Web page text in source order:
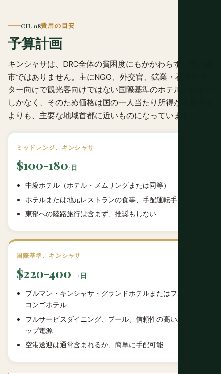
CH. 08費用の目安
予算計画
キンシャサは、DRC全体の貧困度にもかかわらず、安い都
市ではありません。主にNGO、外交官、鉱業・石油セク
ター向けで観光客向けではない国際基準のホテルがわずか
しかなく、そのため価格は国の一人当たり所得が示唆する
よりも、主要な地域首都に近いものになっています。
ミッドレンジ、キンシャサ
$100-180/日
中級ホテル（ホテル・メムリングまたは同等）
ホテルまたは地元レストランの食事、手配運転手
東部への陸路旅行は含まず、推奨もしない
国際基準、キンシャサ
$220-400+/日
プルマン・キンシャサ・グランドホテルまたはフルーヴ・
コンゴホテル
フルサービスダイニング、プール、信頼性の高いバックア
ップ電源
空港送迎は通常含まれるか、簡単に手配可能